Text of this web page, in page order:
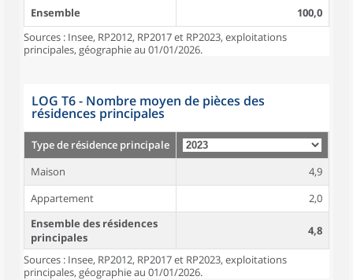
Ensemble
100,0
Sources : Insee, RP2012, RP2017 et RP2023, exploitations
principales, géographie au 01/01/2026.
LOG T6 - Nombre moyen de pièces des
résidences principales
Type de résidence principale
Maison
4,9
Appartement
2,0
Ensemble des résidences
principales
4,8
Sources : Insee, RP2012, RP2017 et RP2023, exploitations
principales, géographie au 01/01/2026.